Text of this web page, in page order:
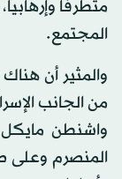
متطرفا
المجتمع.
والمثير أن
من الجانب
واشنطن
المنصرم وعلى